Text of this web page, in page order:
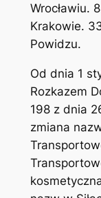
Wrocławiu.
Krakowie.
Powidzu.
Od dnia 1
Rozkazem
198 z dnia
zmiana